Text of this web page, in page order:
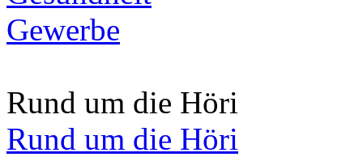
Gewerbe
Rund um die Höri
Rund um die Höri